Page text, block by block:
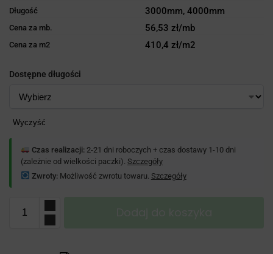
Długość 3000mm, 4000mm
Cena za mb. 56,53 zł/mb
Cena za m2 410,4 zł/m2
Dostępne długości
Wyczyść
Czas realizacji:2-21 dni roboczych + czas dostawy 1-10 dni
(zależnie od wielkości paczki). Szczegóły
Zwroty:Możliwość zwrotu towaru. Szczegóły